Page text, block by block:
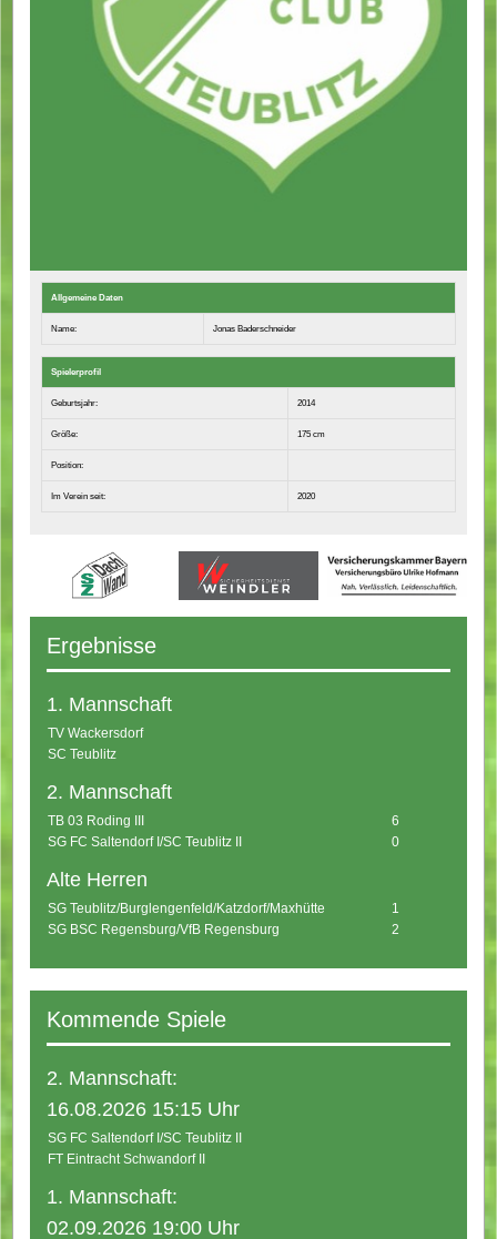
Allgemeine Daten
Name: Jonas Baderschneider
Spielerprofil
Geburtsjahr: 2014
Größe: 175 cm
Position:
Im Verein seit: 2020
Ergebnisse
1. Mannschaft
TV Wackersdorf
SC Teublitz
2. Mannschaft
TB 03 Roding III
6
SG FC Saltendorf I/SC Teublitz II
0
Alte Herren
SG Teublitz/Burglengenfeld/Katzdorf/Maxhütte
1
SG BSC Regensburg/VfB Regensburg
2
Kommende Spiele
2. Mannschaft:
16.08.2026 15:15 Uhr
SG FC Saltendorf I/SC Teublitz II
FT Eintracht Schwandorf II
1. Mannschaft:
02.09.2026 19:00 Uhr